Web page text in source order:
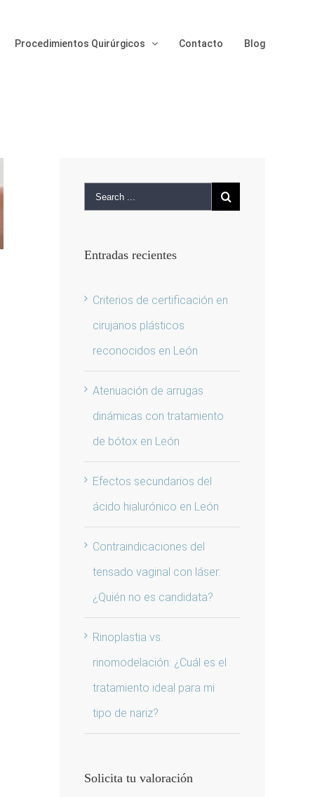
Procedimientos Quirúrgicos Contacto Blog
Entradas recientes
Criterios de certificación en
cirujanos plásticos
reconocidos en León
Atenuación de arrugas
dinámicas con tratamiento
de bótox en León
Efectos secundarios del
ácido hialurónico en León
Contraindicaciones del
tensado vaginal con láser:
¿Quién no es candidata?
Rinoplastia vs.
rinomodelación: ¿Cuál es el
tratamiento ideal para mi
tipo de nariz?
Solicita tu valoración